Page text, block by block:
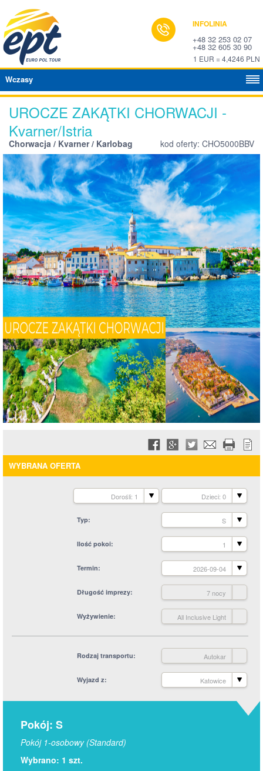
INFOLINIA
+48 32 253 02 07
+48 32 605 30 90
1 EUR = 4,4246 PLN
Wczasy
UROCZE ZAKĄTKI CHORWACJI -
Kvarner/Istria
Chorwacja / Kvarner / Karlobag kod oferty: CHO5000BBV
WYBRANA OFERTA
Dorośli: 1 Dzieci: 0
Typ S
Ilość pokoi 1
Termin 2026-09-04
Długość imprezy 7 nocy
Wyżywienie All Inclusive Light
Rodzaj transportu Autokar
Wyjazd z Katowice
Pokój: S
Pokój 1-osobowy (Standard)
Wybrano: 1 szt.